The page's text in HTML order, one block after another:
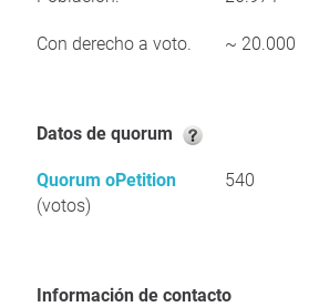
Con derecho a voto. ~ 20.000
Datos de quorum
Quorum oPetition
(votos)
540
Información de contacto